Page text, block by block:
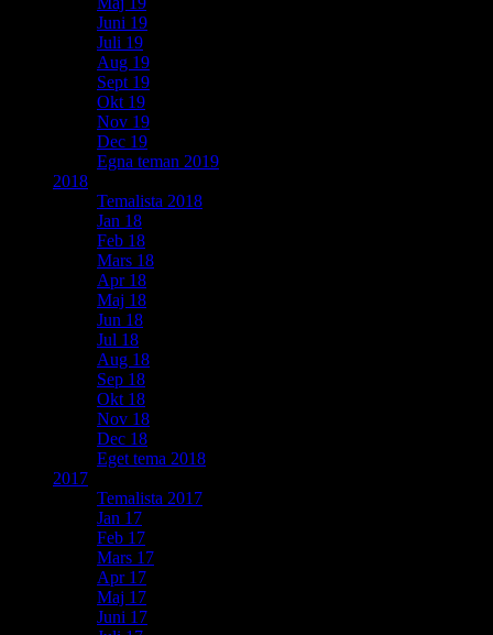
Juni 19
Juli 19
Aug 19
Sept 19
Okt 19
Nov 19
Dec 19
Egna teman 2019
2018
Temalista 2018
Jan 18
Feb 18
Mars 18
Apr 18
Maj 18
Jun 18
Jul 18
Aug 18
Sep 18
Okt 18
Nov 18
Dec 18
Eget tema 2018
2017
Temalista 2017
Jan 17
Feb 17
Mars 17
Apr 17
Maj 17
Juni 17